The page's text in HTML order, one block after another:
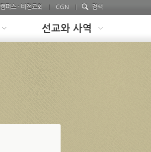
캠퍼스 · 비전교회 CGN 검색
선교와 사역